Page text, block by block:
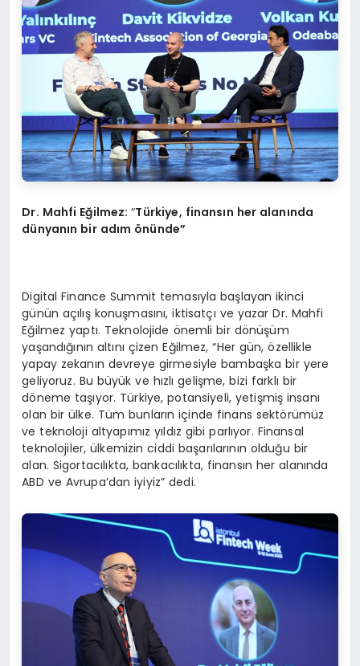
Dr. Mahfi Eğilmez:“Türkiye, finansın her alanında
dünyanın bir adım önünde”
Digital Finance Summit temasıyla başlayan ikinci
günün açılış konuşmasını, iktisatçı ve yazar Dr. Mahfi
Eğilmez yaptı. Teknolojide önemli bir dönüşüm
yaşandığının altını çizen Eğilmez, “Her gün, özellikle
yapay zekanın devreye girmesiyle bambaşka bir yere
geliyoruz. Bu büyük ve hızlı gelişme, bizi farklı bir
döneme taşıyor. Türkiye, potansiyeli, yetişmiş insanı
olan bir ülke. Tüm bunların içinde finans sektörümüz
ve teknoloji altyapımız yıldız gibi parlıyor. Finansal
teknolojiler, ülkemizin ciddi başarılarının olduğu bir
alan. Sigortacılıkta, bankacılıkta, finansın her alanında
ABD ve Avrupa’dan iyiyiz” dedi.